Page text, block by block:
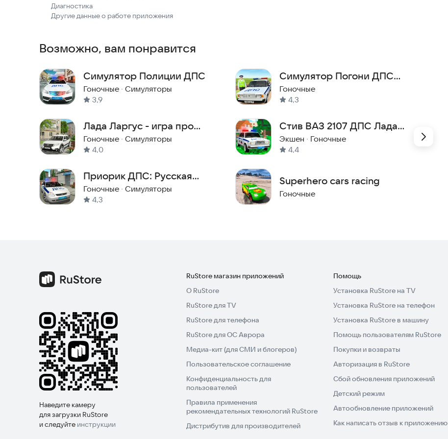
Диагностика
Другие данные о работе приложения
Возможно, вам понравится
Симулятор Полиции ДПС
Гоночные · Симуляторы
3,9
Лада Ларгус - игра про
машины
Гоночные · Симуляторы
4,0
Приорик ДПС: Русская
Полиция
Гоночные · Симуляторы
4,3
Симулятор Погони ДПС
Онлайн
Гоночные
4,3
Стив ВАЗ 2107 ДПС Лада
Семерка
Экшен · Гоночные
4,4
Superhero cars racing
Гоночные
Наведите камеру
для загрузки RuStore
и следуйте инструкции
RuStore магазин приложений
О RuStore
RuStore для TV
RuStore для телефона
RuStore для ОС Аврора
Медиа-кит (для СМИ и блогеров)
Пользовательское соглашение
Конфиденциальность для
пользователей
Правила применения
рекомендательных технологий RuStore
Дистрибутив для производителей
Помощь
Установка RuStore на TV
Установка RuStore на телефон
Установка RuStore в машину
Помощь пользователям RuStore
Покупки и возвраты
Авторизация в RuStore
Сбой обновления приложений
Детский режим
Автообновление приложений
Как написать отзыв к приложению